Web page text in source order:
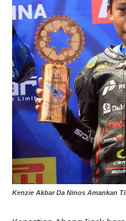
Kenzie Akbar Da Ninos Amankan